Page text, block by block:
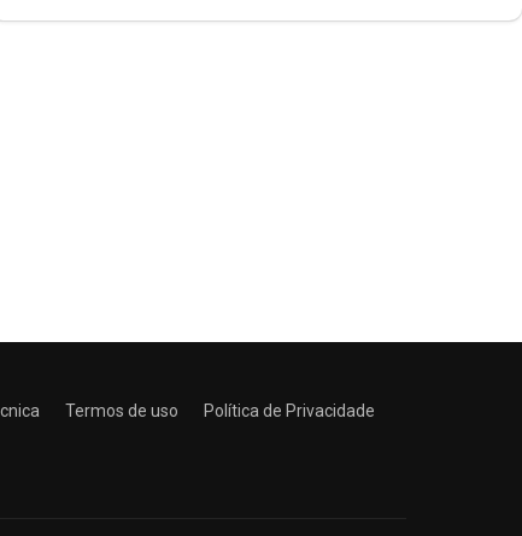
Termos de uso
Política de Privacidade